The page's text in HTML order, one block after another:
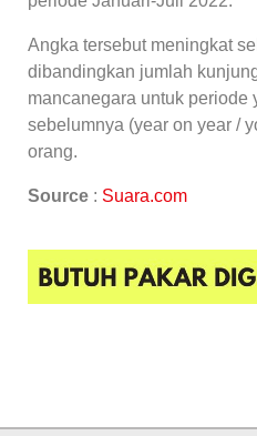
Angka tersebut meningkat
dibandingkan jumlah
mancanegara untuk periode
sebelumnya (year on year /
orang.
Source : Suara.com